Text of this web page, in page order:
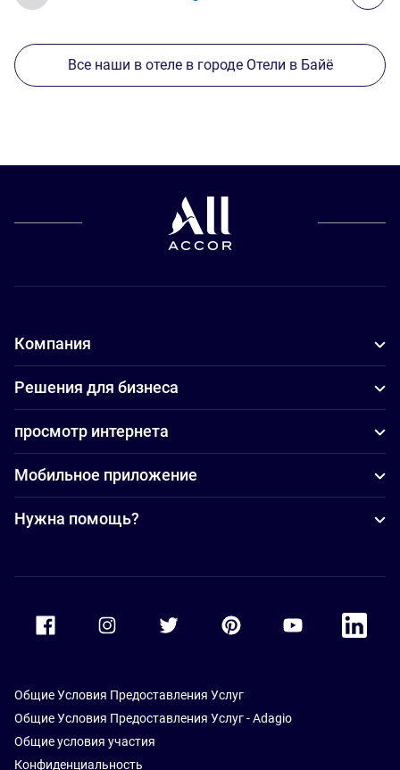
Все наши в отеле в городе Отели в Байё
Компания
Решения для бизнеса
просмотр интернета
Мобильное приложение
Нужна помощь?
Accor Facebook Accor TwitterAccor PinterestAccor Youtube
Accor
Общие Условия Предоставления Услуг
Общие Условия Предоставления Услуг - Adagio
Общие условия участия
Конфиденциальность